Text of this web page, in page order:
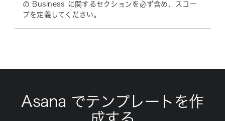
の Business に関するセクションを必ず含め、スコー
プを定義してください。
Asana でテンプレートを作
成する